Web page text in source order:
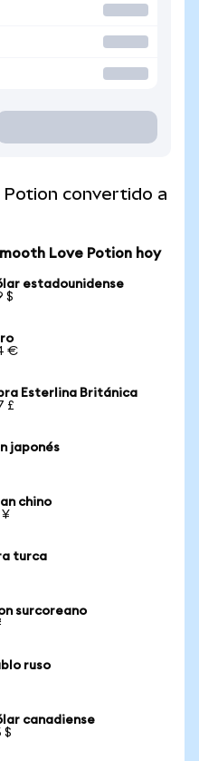
convertido a
Love Potion hoy
estadounidense
$
€
Esterlina Británica
£
japonés
chino
¥
turca
surcoreano
ruso
canadiense
$